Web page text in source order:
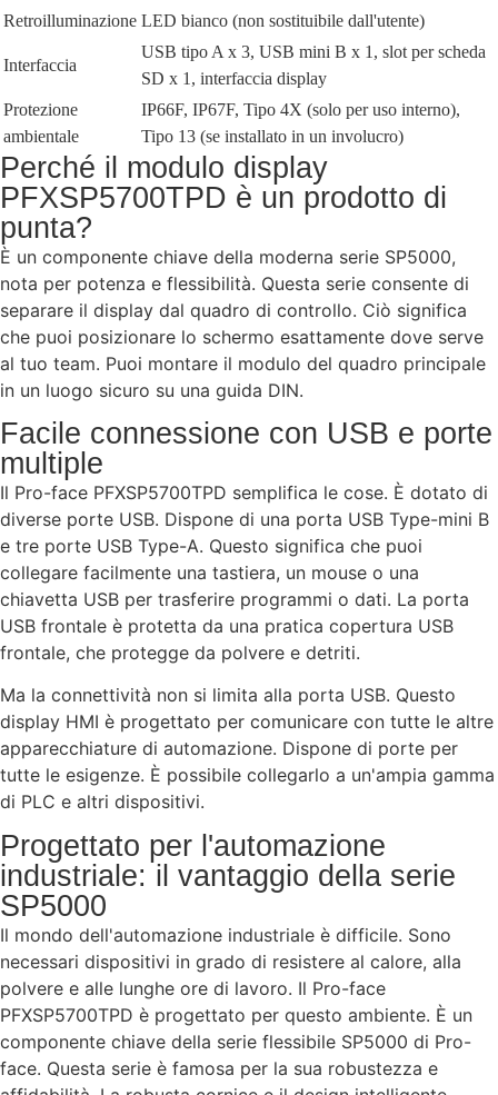
Retroilluminazione LED bianco (non sostituibile dall'utente)
Interfaccia
USB tipo A x 3, USB mini B x 1, slot per scheda
SD x 1, interfaccia display
Protezione
ambientale
IP66F, IP67F, Tipo 4X (solo per uso interno),
Tipo 13 (se installato in un involucro)
Perché il modulo display
PFXSP5700TPD è un prodotto di
punta?
È un componente chiave della moderna serie SP5000,
nota per potenza e flessibilità. Questa serie consente di
separare il display dal quadro di controllo. Ciò significa
che puoi posizionare lo schermo esattamente dove serve
al tuo team. Puoi montare il modulo del quadro principale
in un luogo sicuro su una guida DIN.
Facile connessione con USB e porte
multiple
Il Pro-face PFXSP5700TPD semplifica le cose. È dotato di
diverse porte USB. Dispone di una porta USB Type-mini B
e tre porte USB Type-A. Questo significa che puoi
collegare facilmente una tastiera, un mouse o una
chiavetta USB per trasferire programmi o dati. La porta
USB frontale è protetta da una pratica copertura USB
frontale, che protegge da polvere e detriti.
Ma la connettività non si limita alla porta USB. Questo
display HMI è progettato per comunicare con tutte le altre
apparecchiature di automazione. Dispone di porte per
tutte le esigenze. È possibile collegarlo a un'ampia gamma
di PLC e altri dispositivi.
Progettato per l'automazione
industriale: il vantaggio della serie
SP5000
Il mondo dell'automazione industriale è difficile. Sono
necessari dispositivi in grado di resistere al calore, alla
polvere e alle lunghe ore di lavoro. Il Pro-face
PFXSP5700TPD è progettato per questo ambiente. È un
componente chiave della serie flessibile SP5000 di Pro-
face. Questa serie è famosa per la sua robustezza e